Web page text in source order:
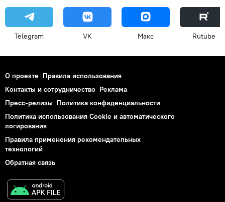
Telegram VK Макс Rutube
О проекте Правила использования
Контакты и сотрудничество Реклама
Пресс-релизы Политика конфиденциальности
Политика использования Cookie и автоматического
логирования
Правила применения рекомендательных
технологий
Обратная связь